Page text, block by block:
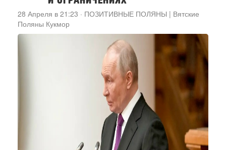
28 Апреля в 21:23 · ПОЗИТИВНЫЕ ПОЛЯНЫ | Вятские
Поляны Кукмор